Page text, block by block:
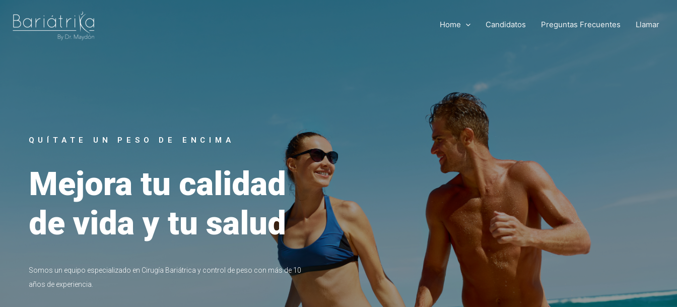
Home Candidatos Preguntas Frecuentes Llamar
QUÍTATE UN PESO DE ENCIMA
Mejora tu calidad
de vida y tu salud
Somos un equipo especializado en Cirugía Bariátrica y control de peso con más de 10
años de experiencia.